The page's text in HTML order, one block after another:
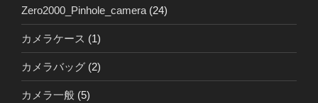
Zero2000_Pinhole_camera (24)
カメラケース (1)
カメラバッグ (2)
カメラ一般 (5)